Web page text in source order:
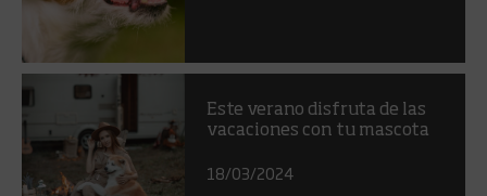
Este verano disfruta de las
vacaciones con tu mascota
18/03/2024